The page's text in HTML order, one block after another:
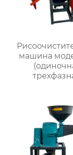
машина